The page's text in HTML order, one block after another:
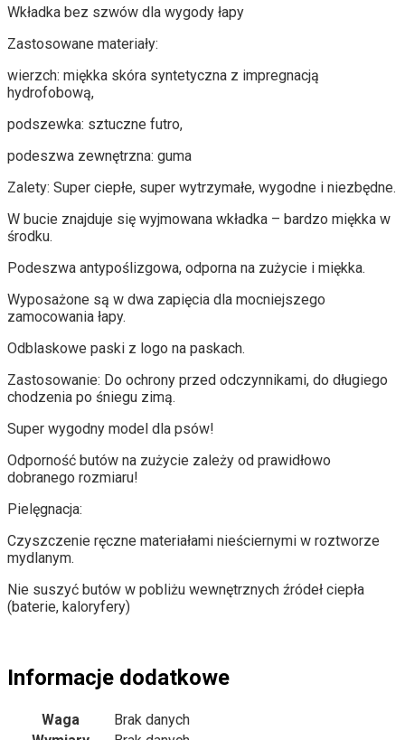
Wkładka bez szwów dla wygody łapy
Zastosowane materiały:
wierzch: miękka skóra syntetyczna z impregnacją
hydrofobową,
podszewka: sztuczne futro,
podeszwa zewnętrzna: guma
Zalety: Super ciepłe, super wytrzymałe, wygodne i niezbędne.
W bucie znajduje się wyjmowana wkładka – bardzo miękka w
środku.
Podeszwa antypoślizgowa, odporna na zużycie i miękka.
Wyposażone są w dwa zapięcia dla mocniejszego
zamocowania łapy.
Odblaskowe paski z logo na paskach.
Zastosowanie: Do ochrony przed odczynnikami, do długiego
chodzenia po śniegu zimą.
Super wygodny model dla psów!
Odporność butów na zużycie zależy od prawidłowo
dobranego rozmiaru!
Pielęgnacja:
Czyszczenie ręczne materiałami nieściernymi w roztworze
mydlanym.
Nie suszyć butów w pobliżu wewnętrznych źródeł ciepła
(baterie, kaloryfery)
Informacje dodatkowe
Waga
Brak danych